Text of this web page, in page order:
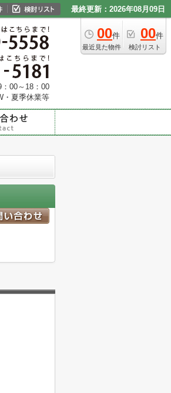
最終更新：2026年08月09日
00件
最近見た物件
00件
検討リスト
00～18：00
・夏季休業等